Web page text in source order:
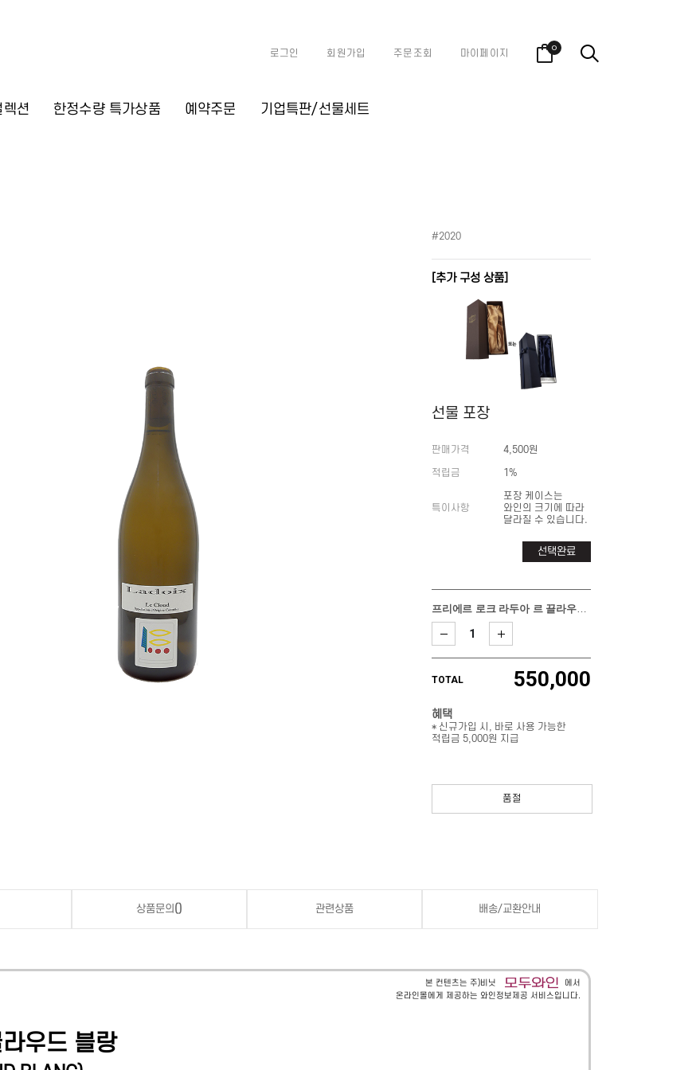
션 한정수량 특가상품 예약주문 기업특판/선물세트
로그인 회원가입 주문조회 마이페이지 0
#2020
[추가 구성 상품]
선물 포장
판매가격 4,500원
적립금 1%
특이사항
포장 케이스는
와인의 크기에 따라
달라질 수 있습니다.
선택완료
프리에르 로크 라두아 르 끌라우드 블랑
TOTAL 550,000
혜택
* 신규가입 시, 바로 사용 가능한
적립금 5,000원 지급
품절
상품문의 () 관련상품 배송/교환안내
본 컨텐츠는 주)비닛
에서
온라인몰에게 제공하는 와인정보제공 서비스입니다.
우드 블랑